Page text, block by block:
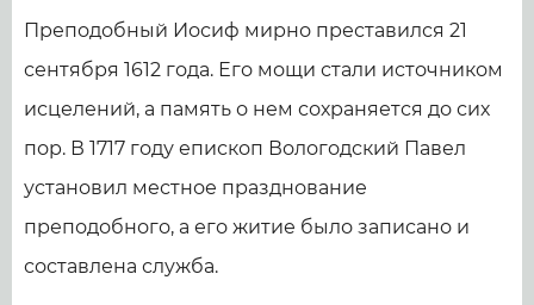
Преподобный Иосиф мирно преставился 21
сентября 1612 года. Его мощи стали источником
исцелений, а память о нем сохраняется до сих
пор. В 1717 году епископ Вологодский Павел
установил местное празднование
преподобного, а его житие было записано и
составлена служба.